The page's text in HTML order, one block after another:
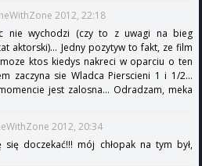
2012, 22:18
nie wychodzi (czy to z uwagi na bieg
aktorski)... Jedny pozytyw to fakt, ze film
ktos kiedys nakreci w oparciu o ten
zaczyna sie Wladca Pierscieni 1 i 1/2...
jest zalosna... Odradzam, meka
2012, 20:34
doczekać!!! mój chłopak na tym był,